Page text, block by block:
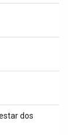
dos